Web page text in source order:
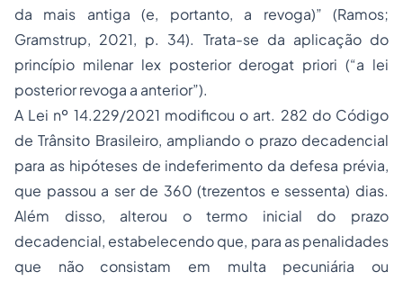
da mais antiga (e, portanto, a revoga)” (Ramos;
Gramstrup, 2021, p. 34). Trata-se da aplicação do
princípio milenar lex posterior derogat priori (“a lei
posterior revoga a anterior”).
A Lei nº 14.229/2021 modificou o art. 282 do Código
de Trânsito Brasileiro, ampliando o prazo decadencial
para as hipóteses de indeferimento da defesa prévia,
que passou a ser de 360 (trezentos e sessenta) dias.
Além disso, alterou o termo inicial do prazo
decadencial, estabelecendo que, para as penalidades
que não consistam em multa pecuniária ou